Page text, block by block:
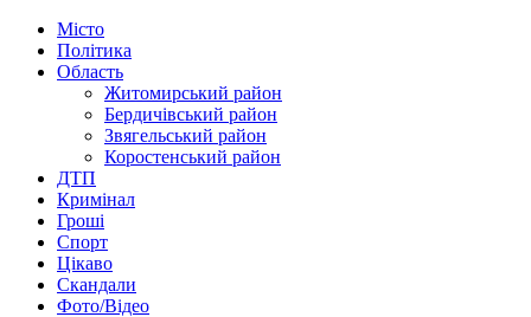
Місто
Політика
Область
Житомирський район
Бердичівський район
Звягельський район
Коростенський район
ДТП
Кримінал
Гроші
Спорт
Цікаво
Скандали
Фото/Відео